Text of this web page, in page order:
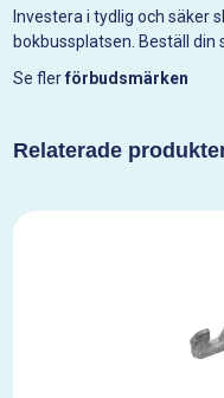
Investera i tydlig och säker
bokbussplatsen. Beställ din
Se flerförbudsmärken
Relaterade